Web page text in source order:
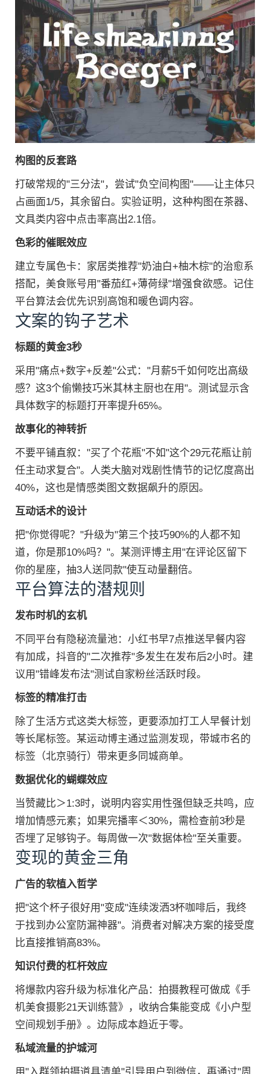
构图的反套路
打破常规的"三分法"，尝试"负空间构图"——让主体只
占画面1/5，其余留白。实验证明，这种构图在茶器、
文具类内容中点击率高出2.1倍。
色彩的催眠效应
建立专属色卡：家居类推荐"奶油白+柚木棕"的治愈系
搭配，美食账号用"番茄红+薄荷绿"增强食欲感。记住
平台算法会优先识别高饱和暖色调内容。
文案的钩子艺术
标题的黄金3秒
采用"痛点+数字+反差"公式："月薪5千如何吃出高级
感？这3个偷懒技巧米其林主厨也在用"。测试显示含
具体数字的标题打开率提升65%。
故事化的神转折
不要平铺直叙："买了个花瓶"不如"这个29元花瓶让前
任主动求复合"。人类大脑对戏剧性情节的记忆度高出
40%，这也是情感类图文数据飙升的原因。
互动话术的设计
把"你觉得呢？"升级为"第三个技巧90%的人都不知
道，你是那10%吗？"。某测评博主用"在评论区留下
你的星座，抽3人送同款"使互动量翻倍。
平台算法的潜规则
发布时机的玄机
不同平台有隐秘流量池：小红书早7点推送早餐内容
有加成，抖音的"二次推荐"多发生在发布后2小时。建
议用"错峰发布法"测试自家粉丝活跃时段。
标签的精准打击
除了生活方式这类大标签，更要添加打工人早餐计划
等长尾标签。某运动博主通过监测发现，带城市名的
标签（北京骑行）带来更多同城商单。
数据优化的蝴蝶效应
当赞藏比＞1:3时，说明内容实用性强但缺乏共鸣，应
增加情感元素；如果完播率＜30%，需检查前3秒是
否埋了足够钩子。每周做一次"数据体检"至关重要。
变现的黄金三角
广告的软植入哲学
把"这个杯子很好用"变成"连续泼洒3杯咖啡后，我终
于找到办公室防漏神器"。消费者对解决方案的接受度
比直接推销高83%。
知识付费的杠杆效应
将爆款内容升级为标准化产品：拍摄教程可做成《手
机美食摄影21天训练营》，收纳合集能变成《小户型
空间规划手册》。边际成本趋近于零。
私域流量的护城河